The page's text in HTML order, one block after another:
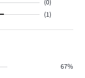
(0)
(1)
67%